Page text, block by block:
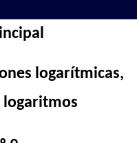
logarítmicas,
logaritmos